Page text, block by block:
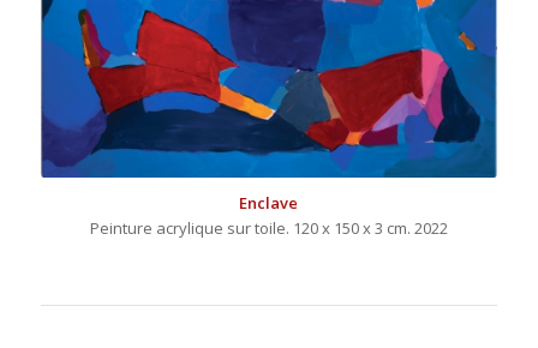
Enclave
Peinture acrylique sur toile. 120 x 150 x 3 cm. 2022